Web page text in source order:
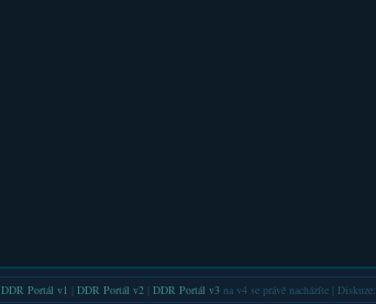
DDR Portál v1 DDR Portál v2| DDR Portál v3na v4 se právě nacházíte | Diskuze: